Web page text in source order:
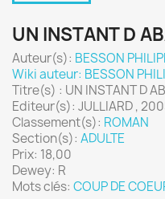
UN INSTANT D
Auteur(s): BESSON
Wiki auteur: BESSON
Titre(s) : UN INSTANT D
Editeur(s): JULLIARD ,
Classement(s): ROMAN
Section(s): ADULTE
Prix: 18,00
Dewey: R
Mots clés: COUP DE